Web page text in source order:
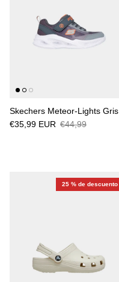
Skechers Meteor-Lights Gris
€35,99 EUR €44,99
25 % de descuento